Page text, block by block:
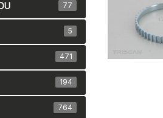
77
5
471
194
764